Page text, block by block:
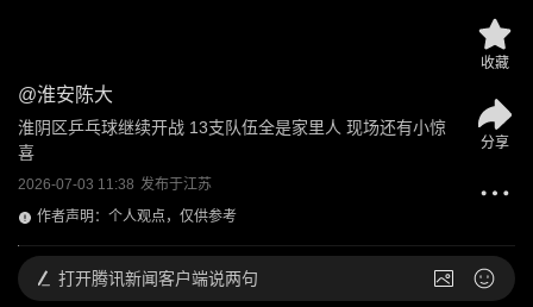
@淮安陈大
淮阴区乒乓球继续开战 13支队伍全是家里人 现场还有小惊
喜
2026-07-03 11:38 发布于江苏
作者声明：个人观点，仅供参考
收藏
分享
打开腾讯新闻客户端说两句